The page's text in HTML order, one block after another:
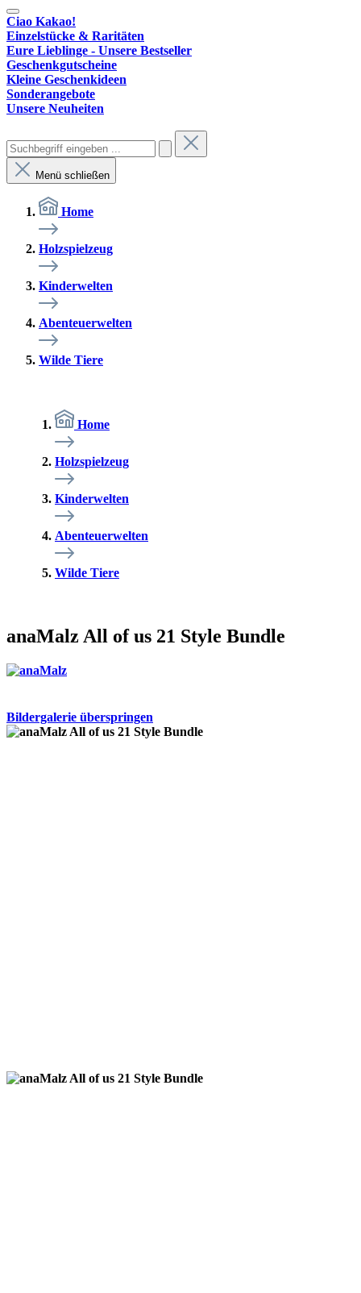
Ciao Kakao!
Einzelstücke & Raritäten
Eure Lieblinge - Unsere Bestseller
Geschenkgutscheine
Kleine Geschenkideen
Sonderangebote
Unsere Neuheiten
Menü schließen
Home
Holzspielzeug
Kinderwelten
Abenteuerwelten
Wilde Tiere
Home
Holzspielzeug
Kinderwelten
Abenteuerwelten
Wilde Tiere
anaMalz All of us 21 Style Bundle
Bildergalerie überspringen